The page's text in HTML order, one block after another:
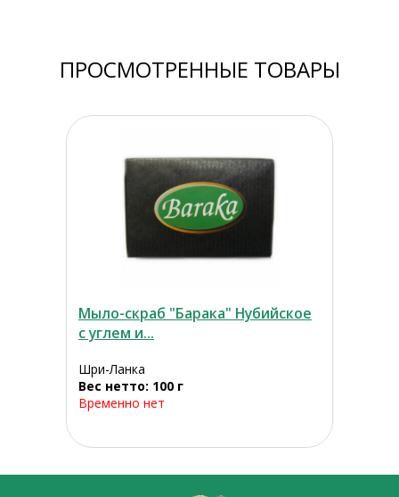
ПРОСМОТРЕННЫЕ ТОВАРЫ
Мыло-скраб "Барака" Нубийское
с углем и...
Шри-Ланка
Вес нетто: 100 г
Временно нет